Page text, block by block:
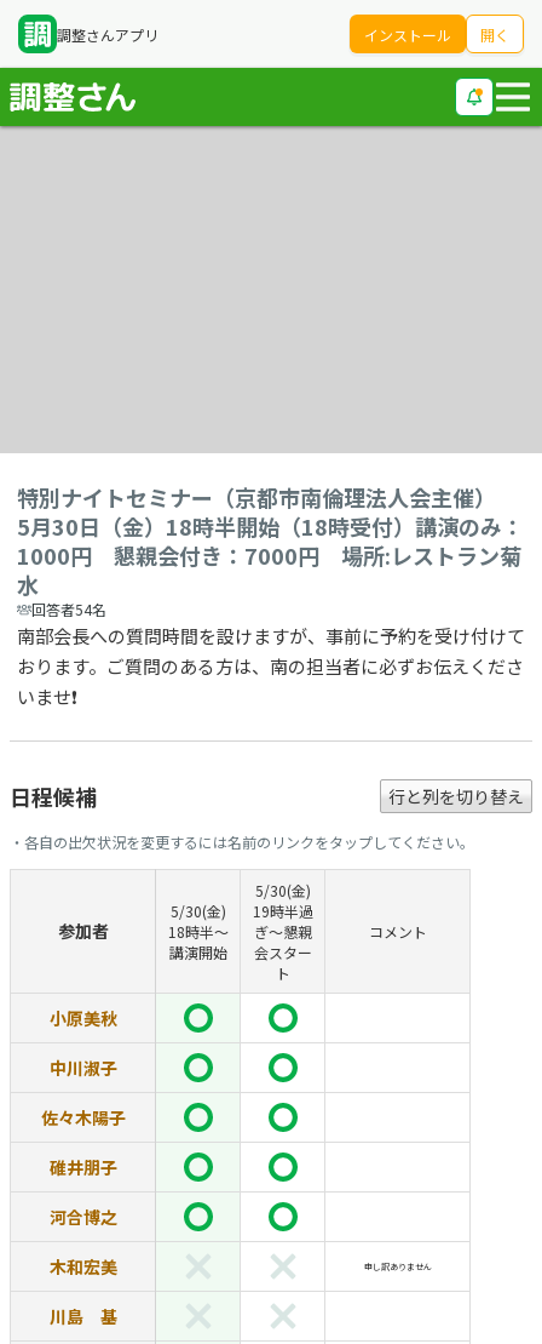
調整さんアプリ インストール 開く
特別ナイトセミナー（京都市南倫理法人会主催）
5月30日（金）18時半開始（18時受付）講演のみ：
1000円 懇親会付き：7000円 場所:レストラン菊
水
回答者54名
南部会長への質問時間を設けますが、事前に予約を受け付けて
おります。ご質問のある方は、南の担当者に必ずお伝えくださ
いませ❗️
日程候補 行と列を切り替え
・各自の出欠状況を変更するには名前のリンクをタップしてください。
参加者
5/30(金)
18時半〜
講演開始
5/30(金)
19時半過
ぎ〜懇親
会スター
ト
コメント
小原美秋
中川淑子
佐々木陽子
碓井朋子
河合博之
木和宏美 申し訳ありません
川島 基